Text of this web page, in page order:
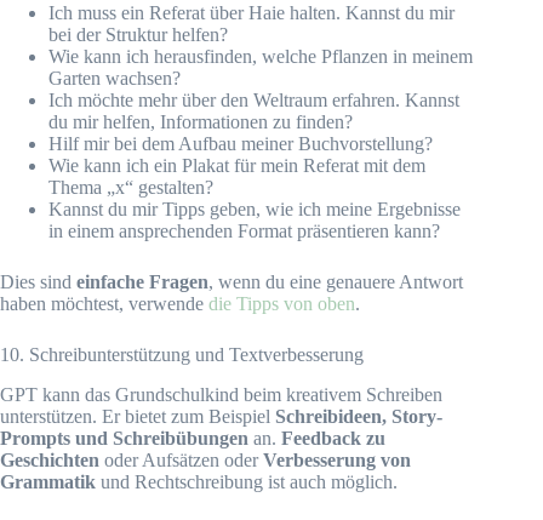
Ich muss ein Referat über Haie halten. Kannst du mir
bei der Struktur helfen?
Wie kann ich herausfinden, welche Pflanzen in meinem
Garten wachsen?
Ich möchte mehr über den Weltraum erfahren. Kannst
du mir helfen, Informationen zu finden?
Hilf mir bei dem Aufbau meiner Buchvorstellung?
Wie kann ich ein Plakat für mein Referat mit dem
Thema „x“ gestalten?
Kannst du mir Tipps geben, wie ich meine Ergebnisse
in einem ansprechenden Format präsentieren kann?
Dies sind einfache Fragen, wenn du eine genauere Antwort
haben möchtest, verwende die Tipps von oben.
10. Schreibunterstützung und Textverbesserung
GPT kann das Grundschulkind beim kreativem Schreiben
unterstützen. Er bietet zum Beispiel Schreibideen, Story-
Prompts und Schreibübungen an. Feedback zu
Geschichten oder Aufsätzen oderVerbesserung von
Grammatik und Rechtschreibung ist auch möglich.